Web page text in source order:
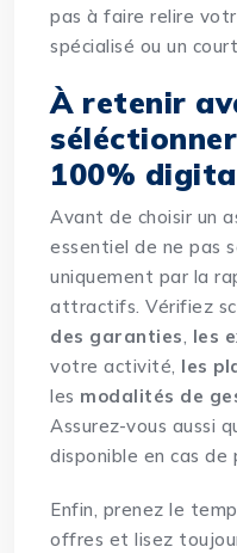
pas à faire relire
spécialisé ou un
À retenir
100%
Avant de choisir un
essentiel de ne pas
uniquement par la
attractifs. Vérifiez
des garanties, les
votre activité, les
les modalités de
Assurez-vous aussi
disponible en cas de
Enfin, prenez le
offres et lisez